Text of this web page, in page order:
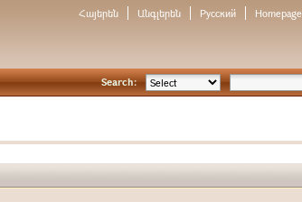
Հայերեն Անգլերեն Русский Homepage
Search: